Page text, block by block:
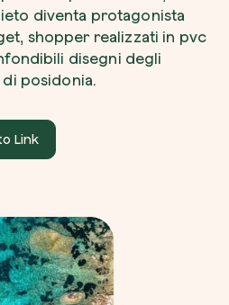
diventa protagonista
shopper realizzati in pvc
disegni degli
posidonia.
Link
la mappa
i tuoi alberi crescere dallo spazio
satellitare.
esplorare